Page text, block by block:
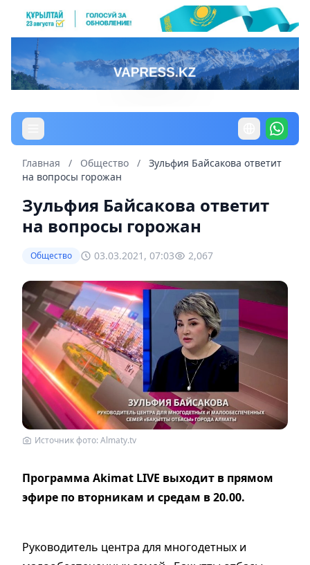
Главная / Общество /
Зульфия Байсакова ответит
на вопросы горожан
Зульфия Байсакова ответит
на вопросы горожан
Общество 03.03.2021, 07:03 2,067
Источник фото: Almaty.tv
Программа Akimat LIVE выходит в прямом
эфире по вторникам и средам в 20.00.
Руководитель центра для многодетных и